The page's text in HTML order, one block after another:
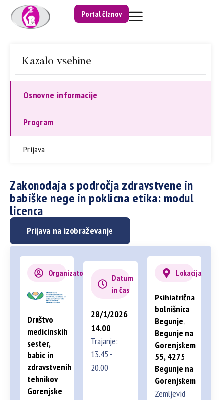
Portal članov
Kazalo vsebine
Osnovne informacije
Program
Prijava
Zakonodaja s področja zdravstvene in
babiške nege in poklicna etika: modul
licenca
Prijava na izobraževanje
Organizator
Društvo
medicinskih
sester,
babic in
zdravstvenih
tehnikov
Gorenjske
Datum
in čas
28/1/2026
14.00
Trajanje:
13.45 -
20.00
Lokacija
Psihiatrična
bolnišnica
Begunje,
Begunje na
Gorenjskem
55, 4275
Begunje na
Gorenjskem
Zemljevid